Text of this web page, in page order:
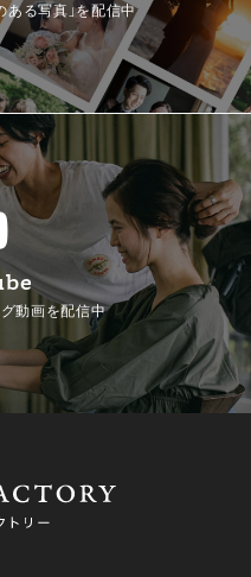
ある写真」を配信中
動画を配信中